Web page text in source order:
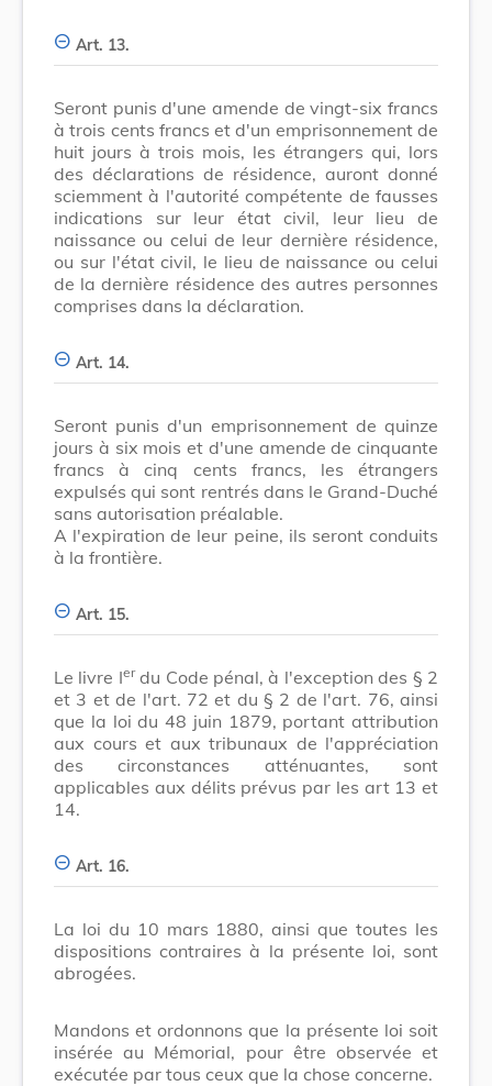
Art. 13.
Seront punis d'une amende de vingt-six francs
à trois cents francs et d'un emprisonnement de
huit jours à trois mois, les étrangers qui, lors
des déclarations de résidence, auront donné
sciemment à l'autorité compétente de fausses
indications sur leur état civil, leur lieu de
naissance ou celui de leur dernière résidence,
ou sur l'état civil, le lieu de naissance ou celui
de la dernière résidence des autres personnes
comprises dans la déclaration.
Art. 14.
Seront punis d'un emprisonnement de quinze
jours à six mois et d'une amende de cinquante
francs à cinq cents francs, les étrangers
expulsés qui sont rentrés dans le Grand-Duché
sans autorisation préalable.
A l'expiration de leur peine, ils seront conduits
à la frontière.
Art. 15.
Le livre Ierdu Code pénal, à l'exception des § 2
et 3 et de l'art. 72 et du § 2 de l'art. 76, ainsi
que la loi du 48 juin 1879, portant attribution
aux cours et aux tribunaux de l'appréciation
des circonstances atténuantes, sont
applicables aux délits prévus par les art 13 et
14.
Art. 16.
La loi du 10 mars 1880, ainsi que toutes les
dispositions contraires à la présente loi, sont
abrogées.
Mandons et ordonnons que la présente loi soit
insérée au Mémorial, pour être observée et
exécutée par tous ceux que la chose concerne.